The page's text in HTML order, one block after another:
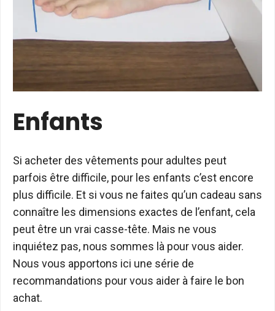
Enfants
Si acheter des vêtements pour adultes peut
parfois être difficile, pour les enfants c’est encore
plus difficile. Et si vous ne faites qu’un cadeau sans
connaître les dimensions exactes de l’enfant, cela
peut être un vrai casse-tête. Mais ne vous
inquiétez pas, nous sommes là pour vous aider.
Nous vous apportons ici une série de
recommandations pour vous aider à faire le bon
achat.